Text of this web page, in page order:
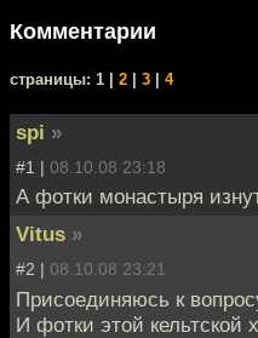
Комментарии
cтраницы: 1 | 2 3 4
spi »
#1 | 08.10.08 23:18
А фотки монастыря
Vitus »
#2 | 08.10.08 23:21
Присоединяюсь к
И фотки этой кельтской